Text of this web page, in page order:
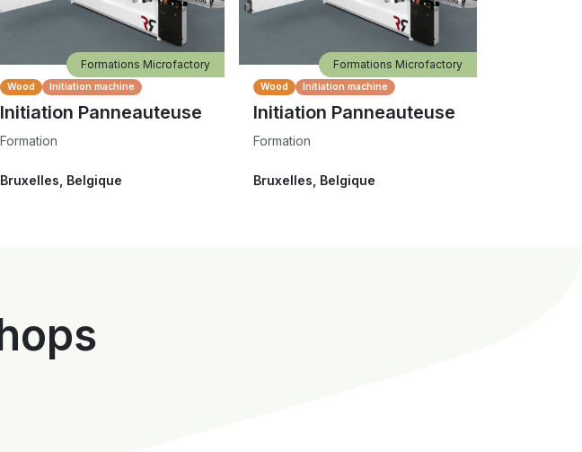
Wood Initiation machine
Initiation Panneauteuse
Formation
Formations Microfactory
Bruxelles Belgique
Wood Initiation machine
Initiation Panneauteuse
Formation
Formations Microfactory
Bruxelles Belgique